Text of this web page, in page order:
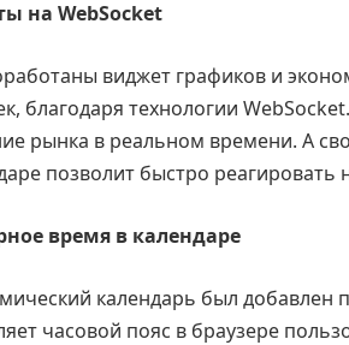
на WebSocket
виджет графиков и
благодаря технологии
рынка в реальном времени. А
позволит быстро реагировать
время в календаре
календарь был добавлен
часовой пояс в браузере